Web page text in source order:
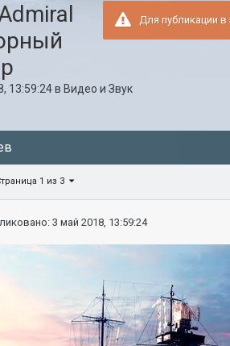
Для публикации
13:59:24в Видео и Звук
1 из 3
3 май 2018, 13:59:24